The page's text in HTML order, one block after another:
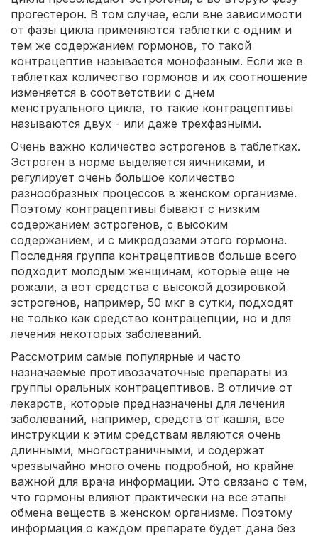
прогестерон. В том случае, если вне зависимости
от фазы цикла применяются таблетки с одним и
тем же содержанием гормонов, то такой
контрацептив называется монофазным. Если же в
таблетках количество гормонов и их соотношение
изменяется в соответствии с днем
менструального цикла, то такие контрацептивы
называются двух - или даже трехфазными.
Очень важно количество эстрогенов в таблетках.
Эстроген в норме выделяется яичниками, и
регулирует очень большое количество
разнообразных процессов в женском организме.
Поэтому контрацептивы бывают с низким
содержанием эстрогенов, с высоким
содержанием, и с микродозами этого гормона.
Последняя группа контрацептивов больше всего
подходит молодым женщинам, которые еще не
рожали, а вот средства с высокой дозировкой
эстрогенов, например, 50 мкг в сутки, подходят
не только как средство контрацепции, но и для
лечения некоторых заболеваний.
Рассмотрим самые популярные и часто
назначаемые противозачаточные препараты из
группы оральных контрацептивов. В отличие от
лекарств, которые предназначены для лечения
заболеваний, например, средств от кашля, все
инструкции к этим средствам являются очень
длинными, многостраничными, и содержат
чрезвычайно много очень подробной, но крайне
важной для врача информации. Это связано с тем,
что гормоны влияют практически на все этапы
обмена веществ в женском организме. Поэтому
информация о каждом препарате будет дана без